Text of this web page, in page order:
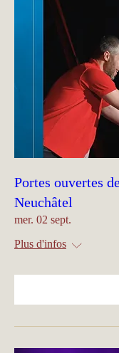
Portes ouvertes
Neuchâtel
mer. 02 sept.
Plus d'infos